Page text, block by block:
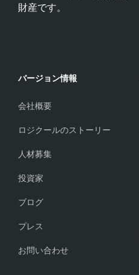
財産です。
バージョン情報
会社概要
ロジクールのストーリー
人材募集
投資家
ブログ
プレス
お問い合わせ